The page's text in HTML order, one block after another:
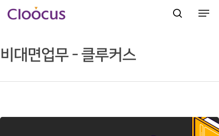
Hit enter to search or ESC to close
비대면업무 - 클루커스